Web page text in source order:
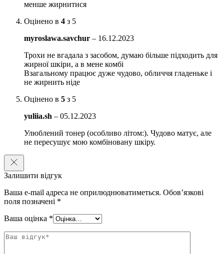
антисептичну та протизапальними дією, підбавляти
захисними, антиоксидантними, антибактеріальними і
тонізуючу властивостями. Надає протизапальну дію
Нордігідрогваяретовая кислота має потужні бактерицидні
перешкоджає утворенню запалень і акне.
Олеаноловая кислота має протизапальну, ранозагоювальну,
антиоксидантну дію, запобігає надмірному виділення
себума.
Підходить для жирної шкіри.
Спосіб застосування:
ватний диск або на долоні, легкими рухами розподіліть по обличчю.
менше жирнитися
Оцінено в 4 з 5
myroslawa.savchur – 16.12.2023
Трохи не вгадала з засобом, думаю більше підходить для
жирної шкіри, а в мене комбі
Взагальному працює дуже чудово, обличчя гладеньке і
не жирнить ніде
Оцінено в 5 з 5
yuliia.sh – 05.12.2023
Улюблений тонер (особливо літом:). Чудово матує, але
не пересушує мою комбіновану шкіру.
Залишити відгук
Ваша e-mail адреса не оприлюднюватиметься. Обов’язкові
поля позначені *
Ваша оцінка *